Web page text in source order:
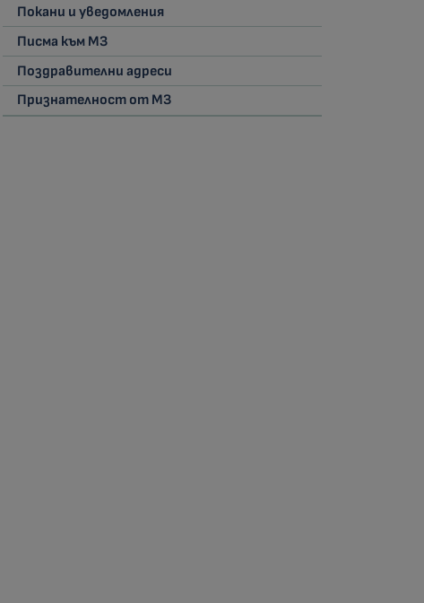
Покани и уведомления
Писма към МЗ
Поздравителни адреси
Признателност от МЗ